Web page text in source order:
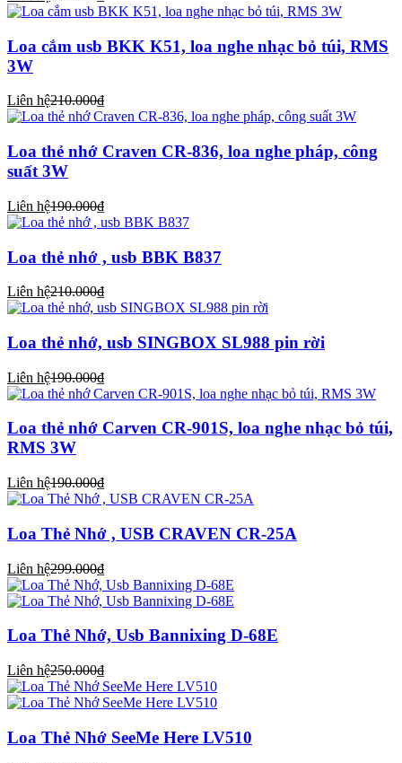
Loa cắm usb BKK K51, loa nghe nhạc bỏ túi, RMS
3W
Liên hệ210.000₫
Loa thẻ nhớ Craven CR-836, loa nghe pháp, công
suất 3W
Liên hệ190.000₫
Loa thẻ nhớ , usb BBK B837
Liên hệ210.000₫
Loa thẻ nhớ, usb SINGBOX SL988 pin rời
Liên hệ190.000₫
Loa thẻ nhớ Carven CR-901S, loa nghe nhạc bỏ túi,
RMS 3W
Liên hệ190.000₫
Loa Thẻ Nhớ , USB CRAVEN CR-25A
Liên hệ299.000₫
Loa Thẻ Nhớ, Usb Bannixing D-68E
Liên hệ250.000₫
Loa Thẻ Nhớ SeeMe Here LV510